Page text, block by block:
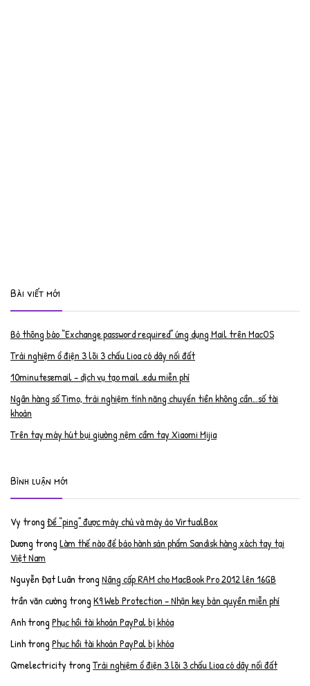
Bài viết mới
Bỏ thông báo “Exchange password required” ứng dụng Mail trên MacOS
Trải nghiệm ổ điện 3 lõi 3 chấu Lioa có dây nối đất
10minutesemail – dịch vụ tạo mail .edu miễn phí
Ngân hàng số Timo, trải nghiệm tính năng chuyển tiền không cần…số tài
khoản
Trên tay máy hút bụi giường nệm cầm tay Xiaomi Mijia
Bình luận mới
Vy trongĐể “ping” được máy chủ và máy ảo VirtualBox
Dương trongLàm thế nào để bảo hành sản phẩm Sandisk hàng xách tay tại
Việt Nam
Nguyễn Đạt Luân trongNâng cấp RAM cho MacBook Pro 2012 lên 16GB
trần văn cường trongK9 Web Protection – Nhận key bản quyền miễn phí
AnhtrongPhục hồi tài khoản PayPal bị khóa
LinhtrongPhục hồi tài khoản PayPal bị khóa
Qmelectricity trongTrải nghiệm ổ điện 3 lõi 3 chấu Lioa có dây nối đất